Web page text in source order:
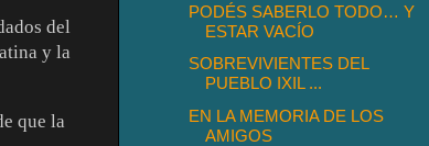
del
y la
que la
PODÉS SABERLO TODO… Y
ESTAR VACÍO
SOBREVIVIENTES DEL
PUEBLO IXIL ...
EN LA MEMORIA DE LOS
AMIGOS